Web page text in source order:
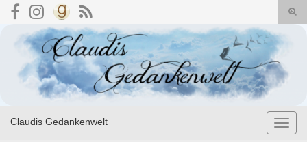
Search for:
Claudis Gedankenwelt